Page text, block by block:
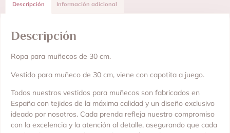
Descripción Información adicional
Descripción
Ropa para muñecos de 30 cm.
Vestido para muñeco de 30 cm, viene con capotita a juego.
Todos nuestros vestidos para muñecos son fabricados en
España con tejidos de la máxima calidad y un diseño exclusivo
ideado por nosotros. Cada prenda refleja nuestro compromiso
con la excelencia y la atención al detalle, asegurando que cada